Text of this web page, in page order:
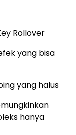
Rollover
yang bisa
yang halus
hanya